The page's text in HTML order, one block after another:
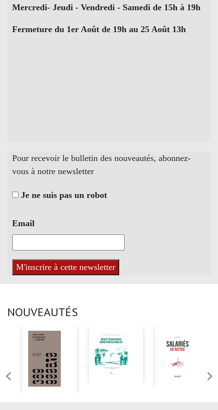
Mercredi- Jeudi - Vendredi - Samedi de 15h à 19h
Fermeture du 1er Août de 19h au 25 Août 13h
Pour recevoir le bulletin des nouveautés, abonnez-
vous à notre newsletter
Je ne suis pas un robot
Email
NOUVEAUTÉS